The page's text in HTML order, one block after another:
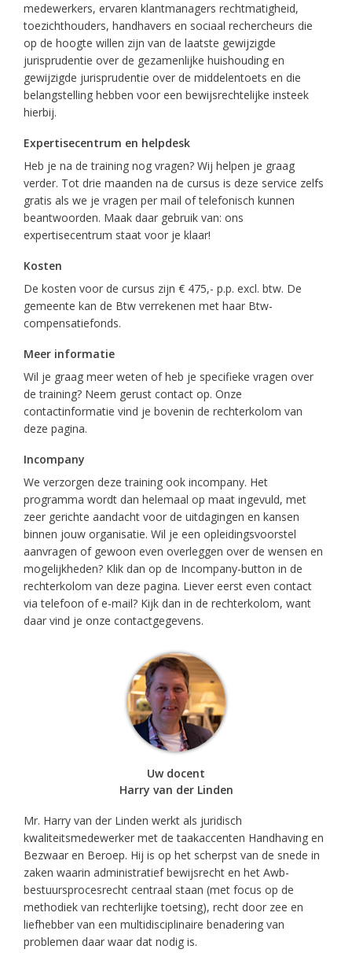
medewerkers, ervaren klantmanagers rechtmatigheid,
toezichthouders, handhavers en sociaal rechercheurs die
op de hoogte willen zijn van de laatste gewijzigde
jurisprudentie over de gezamenlijke huishouding en
gewijzigde jurisprudentie over de middelentoets en die
belangstelling hebben voor een bewijsrechtelijke insteek
hierbij.
Expertisecentrum en helpdesk
Heb je na de training nog vragen? Wij helpen je graag
verder. Tot drie maanden na de cursus is deze service zelfs
gratis als we je vragen per mail of telefonisch kunnen
beantwoorden. Maak daar gebruik van: ons
expertisecentrum staat voor je klaar!
Kosten
De kosten voor de cursus zijn € 475,- p.p. excl. btw. De
gemeente kan de Btw verrekenen met haar Btw-
compensatiefonds.
Meer informatie
Wil je graag meer weten of heb je specifieke vragen over
de training? Neem gerust contact op. Onze
contactinformatie vind je bovenin de rechterkolom van
deze pagina.
Incompany
We verzorgen deze training ook incompany. Het
programma wordt dan helemaal op maat ingevuld, met
zeer gerichte aandacht voor de uitdagingen en kansen
binnen jouw organisatie. Wil je een opleidingsvoorstel
aanvragen of gewoon even overleggen over de wensen en
mogelijkheden? Klik dan op de Incompany-button in de
rechterkolom van deze pagina. Liever eerst even contact
via telefoon of e-mail? Kijk dan in de rechterkolom, want
daar vind je onze contactgegevens.
Uw docent
Harry van der Linden
Mr. Harry van der Linden werkt als juridisch
kwaliteitsmedewerker met de taakaccenten Handhaving en
Bezwaar en Beroep. Hij is op het scherpst van de snede in
zaken waarin administratief bewijsrecht en het Awb-
bestuursprocesrecht centraal staan (met focus op de
methodiek van rechterlijke toetsing), recht door zee en
liefhebber van een multidisciplinaire benadering van
problemen daar waar dat nodig is.